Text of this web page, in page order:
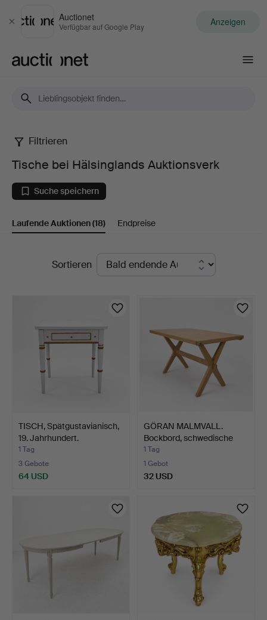
Schließen
Auctionet
Verfügbar auf Google Play Anzeigen
Tische
bei
Hälsinglands
Auktionsverk
Filtrieren
Tische bei Hälsinglands Auktionsverk
Suche speichern
Laufende Auktionen(18) Endpreise
LaufendeSortieren
TISCH, Spätgustavianisch,
19. Jahrhundert.
1 Tag
3 Gebote
64 USD
GÖRAN MALMVALL.
Bockbord, schwedische
Kief…
1 Tag
1 Gebot
32 USD